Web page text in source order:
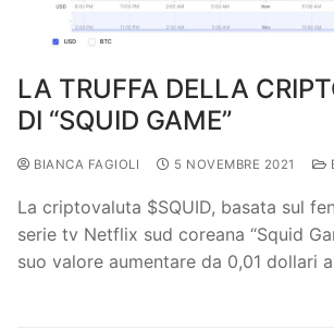
LA TRUFFA DELLA
DI “SQUID GAME”
BIANCA FAGIOLI 5 NOVEMBRE 2021
La criptovaluta $SQUID, basata sul
serie tv Netflix sud coreana “Squid
suo valore aumentare da 0,01 dollari